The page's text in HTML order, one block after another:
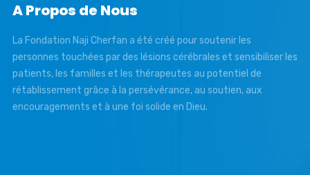
A Propos de Nous
La Fondation Naji Cherfan a été créé pour soutenir les
personnes touchées par des lésions cérébrales et sensibiliser les
patients, les familles et les thérapeutes au potentiel de
rétablissement grâce à la persévérance, au soutien, aux
encouragements et à une foi solide en Dieu.